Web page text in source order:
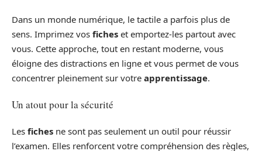
Dans un monde numérique, le tactile a parfois plus de
sens. Imprimez vos fiches et emportez-les partout avec
vous. Cette approche, tout en restant moderne, vous
éloigne des distractions en ligne et vous permet de vous
concentrer pleinement sur votre apprentissage.
Un atout pour la sécurité
Les fiches ne sont pas seulement un outil pour réussir
l’examen. Elles renforcent votre compréhension des règles,